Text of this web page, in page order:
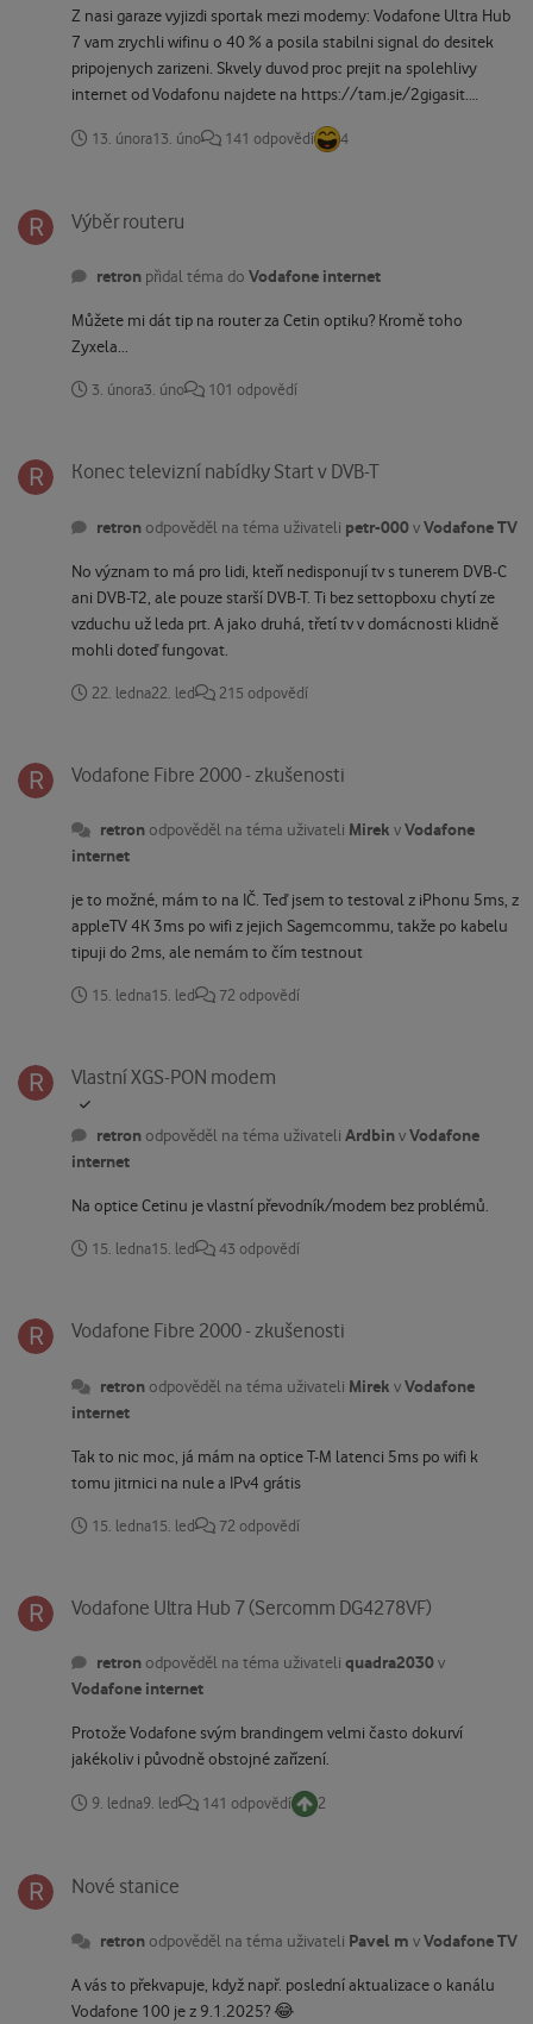
Z nasi garaze vyjizdi sportak mezi modemy: Vodafone Ultra Hub
7 vam zrychli wifinu o 40 % a posila stabilni signal do desitek
pripojenych zarizeni. Skvely duvod proc prejit na spolehlivy
internet od Vodafonu najdete na https://tam.je/2gigasit.
OS) tak určitě 😂
13. února13. úno 141 odpovědí 4
Výběr routeru
retron přidal téma doVodafone internet
Můžete mi dát tip na router za Cetin optiku? Kromě toho
Zyxela...
3. února3. úno 101 odpovědí
Konec televizní nabídky Start v DVB-T
retron odpověděl na téma uživateli petr-000vVodafone TV
No význam to má pro lidi, kteří nedisponují tv s tunerem DVB-C
ani DVB-T2, ale pouze starší DVB-T. Ti bez settopboxu chytí ze
vzduchu už leda prt. A jako druhá, třetí tv v domácnosti klidně
mohli doteď fungovat.
22. ledna22. led 215 odpovědí
Vodafone Fibre 2000 - zkušenosti
retron odpověděl na téma uživateli Mirek vVodafone
internet
je to možné, mám to na IČ. Teď jsem to testoval z iPhonu 5ms, z
appleTV 4K 3ms po wifi z jejich Sagemcommu, takže po kabelu
tipuji do 2ms, ale nemám to čím testnout
15. ledna15. led 72 odpovědí
Vlastní XGS-PON modem
retron odpověděl na téma uživateliArdbinvVodafone
internet
Na optice Cetinu je vlastní převodník/modem bez problémů.
15. ledna15. led 43 odpovědí
Vodafone Fibre 2000 - zkušenosti
retron odpověděl na téma uživateli Mirek vVodafone
internet
Tak to nic moc, já mám na optice T-M latenci 5ms po wifi k
tomu jitrnici na nule a IPv4 grátis
15. ledna15. led 72 odpovědí
Vodafone Ultra Hub 7 (Sercomm DG4278VF)
retron odpověděl na téma uživateliquadra2030v
Vodafone internet
Protože Vodafone svým brandingem velmi často dokurví
jakékoliv i původně obstojné zařízení.
9. ledna9. led 141 odpovědí 2
Nové stanice
retron odpověděl na téma uživateli Pavel m vVodafone TV
A vás to překvapuje, když např. poslední aktualizace o kanálu
Vodafone 100 je z 9.1.2025? 😂